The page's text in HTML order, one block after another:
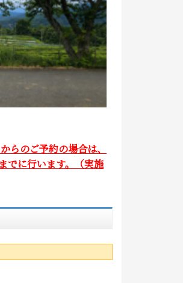
らのご予約の場合は、
でに行います。（実施